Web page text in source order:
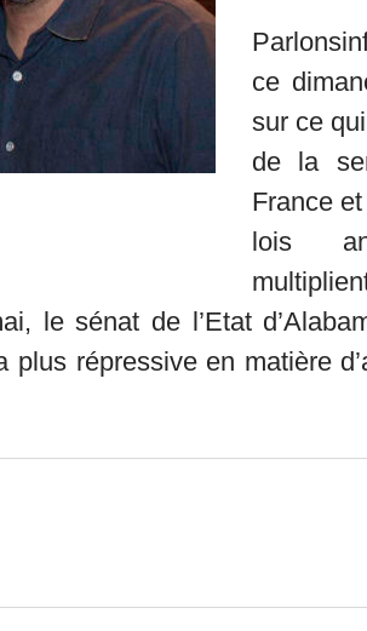
ce
sur ce
de la
France
lois
le sénat de l’Etat
plus répressive en matière